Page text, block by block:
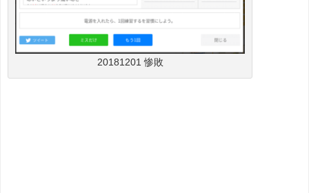
20181201 惨敗